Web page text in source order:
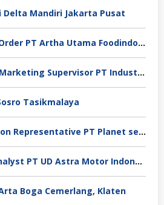
Delta Mandiri Jakarta Pusat
Sales Taking Order PT Artha Utama Foodindo Tangerang
Export Trade Marketing Supervisor PT Industri Jamu Dan Farmasi Sido Muncul Tbk, Jakarta
Tasikmalaya
Sales Promotion Representative PT Planet selancar Mandiri, Pontianak
Parts Sales Analyst PT UD Astra Motor Indonesia, Jakarta Utara
Boga Cemerlang, Klaten